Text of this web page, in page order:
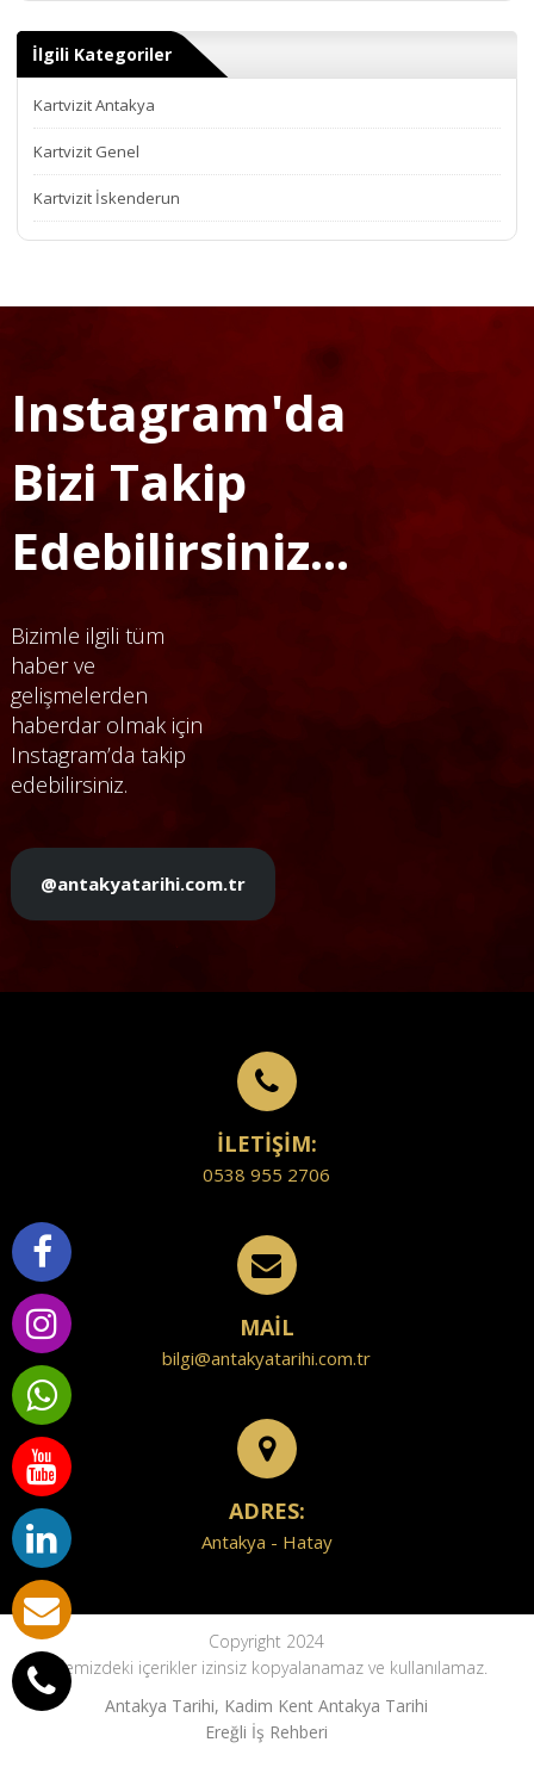
İlgili Kategoriler
Kartvizit Antakya
Kartvizit Genel
Kartvizit İskenderun
Instagram'da
Bizi Takip
Edebilirsiniz...
Bizimle ilgili tüm
haber ve
gelişmelerden
haberdar olmak için
Instagram’da takip
edebilirsiniz.
@antakyatarihi.com.tr
İLETİŞİM:
0538 955 2706
MAİL
bilgi@antakyatarihi.com.tr
ADRES:
Antakya - Hatay
Copyright 2024
Sitemizdeki içerikler izinsiz kopyalanamaz ve kullanılamaz.
Antakya Tarihi, Kadim Kent Antakya Tarihi
Ereğli İş Rehberi